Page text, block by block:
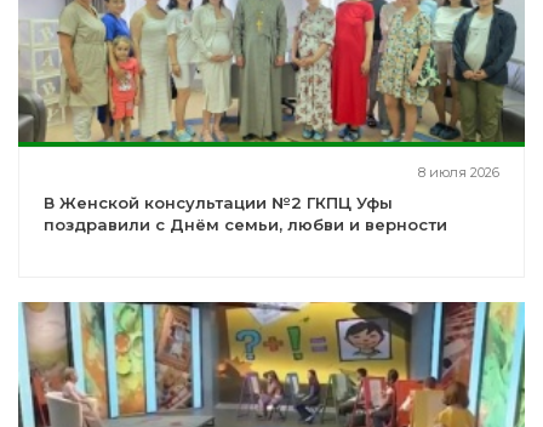
8 июля 2026
В Женской консультации №2 ГКПЦ Уфы
поздравили с Днём семьи, любви и верности